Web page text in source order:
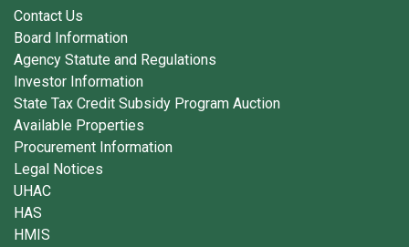
Contact Us
Board Information
Agency Statute and Regulations
Investor Information
State Tax Credit Subsidy Program Auction
Available Properties
Procurement Information
Legal Notices
UHAC
HAS
HMIS